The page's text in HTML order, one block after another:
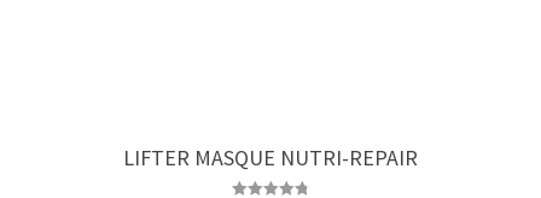
LIFTER MASQUE NUTRI-REPAIR